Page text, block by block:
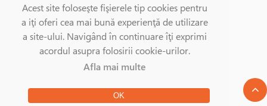
Acest site foloseşte fişierele tip cookies pentru
a iţi oferi cea mai bună experienţă de utilizare
a site-ului. Navigând în continuare îţi exprimi
acordul asupra folosirii cookie-urilor.
Afla mai multe
OK